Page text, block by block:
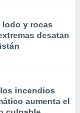
lodo y rocas
desatan
incendios
aumenta el